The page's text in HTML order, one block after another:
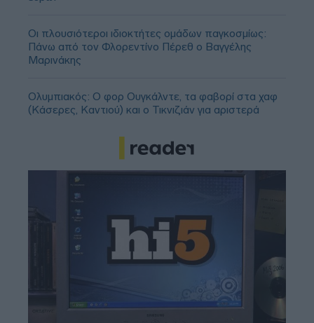
Οι πλουσιότεροι ιδιοκτήτες ομάδων παγκοσμίως:
Πάνω από τον Φλορεντίνο Πέρεθ ο Βαγγέλης
Μαρινάκης
Ολυμπιακός: Ο φορ Ουγκάλντε, τα φαβορί στα χαφ
(Κάσερες, Καντιού) και ο Τικνιζιάν για αριστερά